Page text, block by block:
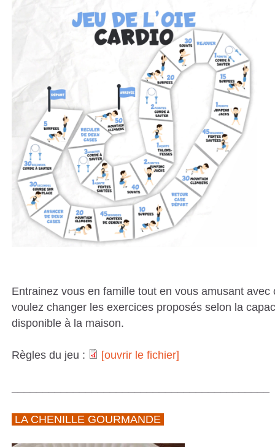
Entrainez vous en famille tout en vous amusant avec
voulez changer les exercices proposés selon la
disponible à la maison.
Règles du jeu : [ouvrir le fichier]
LA CHENILLE GOURMANDE